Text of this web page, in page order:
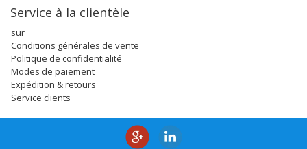
Service à la clientèle
sur
Conditions générales de vente
Politique de confidentialité
Modes de paiement
Expédition & retours
Service clients